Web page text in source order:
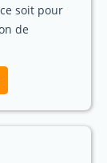
soit pour
de